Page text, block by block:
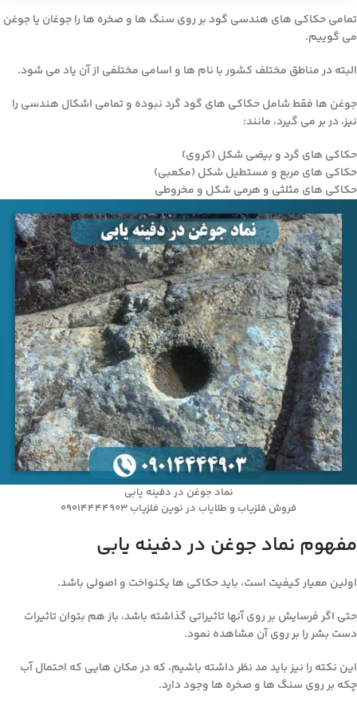
تمامی حکاکی های هندسی گود بر روی سنگ ها و صخره ها را جوغان یا جوغن
می گوییم.
البته در مناطق مختلف کشور با نام ها و اسامی مختلفی از آن یاد می شود.
جوغن ها فقط شامل حکاکی های گود گرد نبوده و تمامی اشکال هندسی را
نیز، در بر می گیرد، مانند:
حکاکی های گرد و بیضی شکل (کروی)
حکاکی های مربع و مستطیل شکل (مکعبی)
حکاکی های مثلثی و هرمی شکل و مخروطی
نماد جوغن در دفینه یابی
فروش فلزیاب و طلایاب در نوین فلزیاب 09014444903
مفهوم نماد جوغن در دفینه یابی
اولین معیار کیفیت است، باید حکاکی ها یکنواخت و اصولی باشد.
حتی اگر فرسایش بر روی آنها تاثیراتی گذاشته باشد، باز هم بتوان تاثیرات
دست بشر را بر روی آن مشاهده نمود.
این نکته را نیز باید مد نظر داشته باشیم، که در مکان هایی که احتمال آب
چکه بر روی سنگ ها و صخره ها وجود دارد.